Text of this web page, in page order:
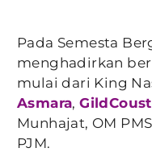
Pada Semesta
menghadirkan
mulai dari King
Asmara,
Munhajat, OM
PJM.